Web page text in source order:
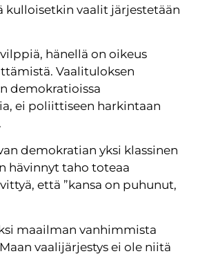
kulloisetkin vaalit järjestetään
hänellä on oikeus
Vaalituloksen
demokratioissa
ei poliittiseen harkintaan
demokratian yksi klassinen
hävinnyt taho toteaa
että ”kansa on puhunut,
maailman vanhimmista
vaalijärjestys ei ole niitä